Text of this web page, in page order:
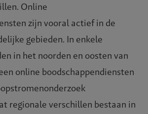
Online
zijn vooral actief in de
gebieden. In enkele
in het noorden en oosten van
online boodschappendiensten
regionale verschillen bestaan in